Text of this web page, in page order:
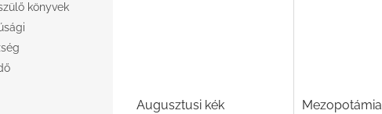
könyvek
Augusztusi kék Mezopotámia